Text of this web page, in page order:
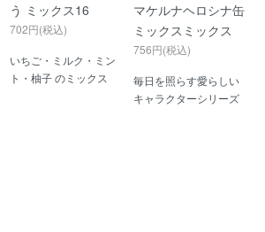
う ミックス16
702円(税込)
いちご・ミルク・ミン
ト・柚子 のミックス
マケルナヘロシナ缶
ミックスミックス
756円(税込)
毎日を照らす愛らしい
キャラクターシリーズ